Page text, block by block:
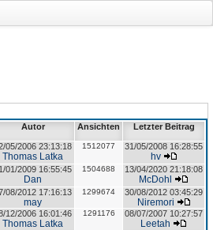
Autor Ansichten Letzter Beitrag
05/2006 23:13:18
Thomas Latka
1512077 31/05/2008 16:28:55
hv
01/2009 16:55:45
Dan
1504688 13/04/2020 21:18:08
McDohl
08/2012 17:16:13
may
1299674 30/08/2012 03:45:29
Niremori
12/2006 16:01:46
Thomas Latka
1291176 08/07/2007 10:27:57
Leetah